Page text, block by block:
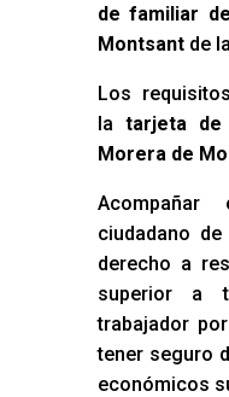
de familiar
Montsantde
Los
la tarjeta de
Morera de
ciudadano
derecho a
superior a
trabajador
tener seguro
económicos